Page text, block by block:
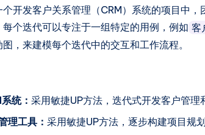
个开发客户关系管理（CRM）系统的项目中
个迭代可以专注于一组特定的用例，例如 客
，来建模每个迭代中的交互和工作流程。
统： 采用敏捷UP方法，迭代式开发客户管理
理工具： 采用敏捷UP方法，逐步构建项目规